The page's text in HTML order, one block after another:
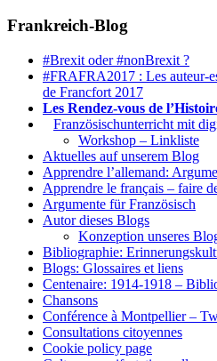
Frankreich-Blog
#Brexit oder #nonBrexit ?
#FRAFRA2017 : Les auteur-
de Francfort 2017
Les Rendez-vous de
Französischunterricht mit
Workshop – Linkliste
Aktuelles auf unserem Blog
Apprendre l’allemand:
Apprendre le français – faire
Argumente für Französisch
Autor dieses Blogs
Konzeption unseres
Bibliographie:
Blogs: Glossaires et liens
Centenaire: 1914-1918 –
Chansons
Conférence à Montpellier –
Consultations citoyennes
Cookie policy page